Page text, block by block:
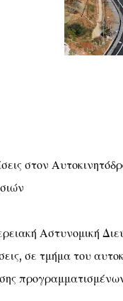
στον
Αστυνομική
σε τμήμα του